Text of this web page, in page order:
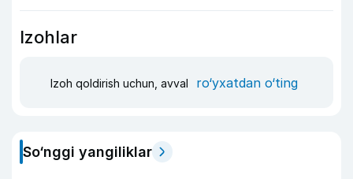
Izohlar
Izoh qoldirish uchun, avval ro‘yxatdan o‘ting
So‘nggi yangiliklar